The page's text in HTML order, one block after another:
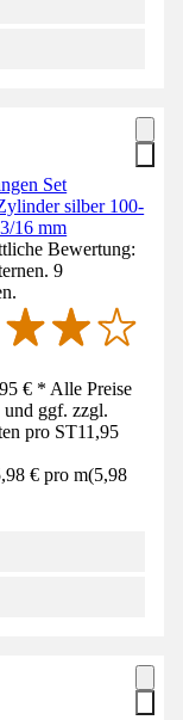
Set
silber 100-
16 mm
Bewertung:
9
€ * Alle Preise
ggf. zzgl.
pro ST11,95
€ pro m(5,98